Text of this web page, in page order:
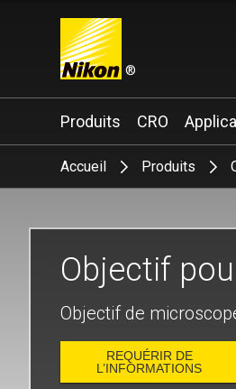
®
Produits CRO
Accueil Produits
Objectif
Objectif de
REQUÉRIR DE
L’INFORMATIONS